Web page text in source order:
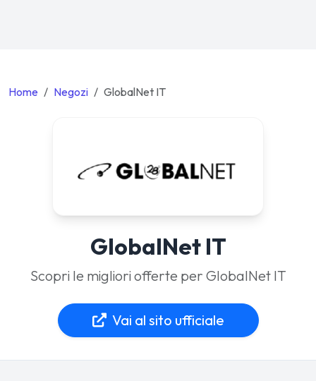
Home Negozi GlobalNet IT
GlobalNet IT
Scopri le migliori offerte per GlobalNet IT
Vai al sito ufficiale